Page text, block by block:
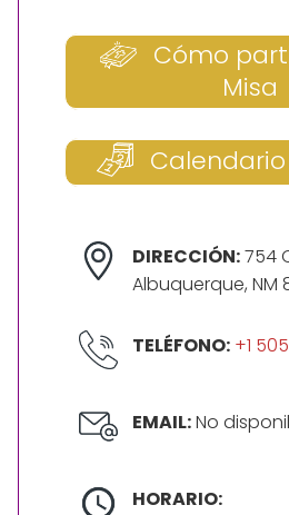
Cómo
Misa
DIRECCIÓN:754
Albuquerque, NM
TELÉFONO: +1
EMAIL:No
HORARIO: